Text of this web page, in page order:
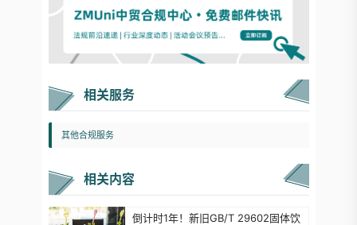
相关服务
其他合规服务
相关内容
倒计时1年！新旧GB/T 29602固体饮